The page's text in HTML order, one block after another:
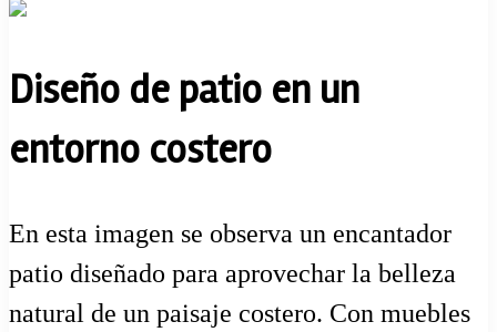
Diseño de patio en un
entorno costero
En esta imagen se observa un encantador
patio diseñado para aprovechar la belleza
natural de un paisaje costero. Con muebles